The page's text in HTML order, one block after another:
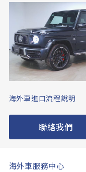
海外車進口流程說明
聯絡我們
海外車服務中心